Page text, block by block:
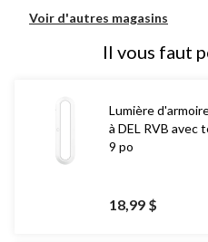
Voir d'autres magasins
Il vous faut
Lumière
à DEL RVB avec
9 po
18,99 $